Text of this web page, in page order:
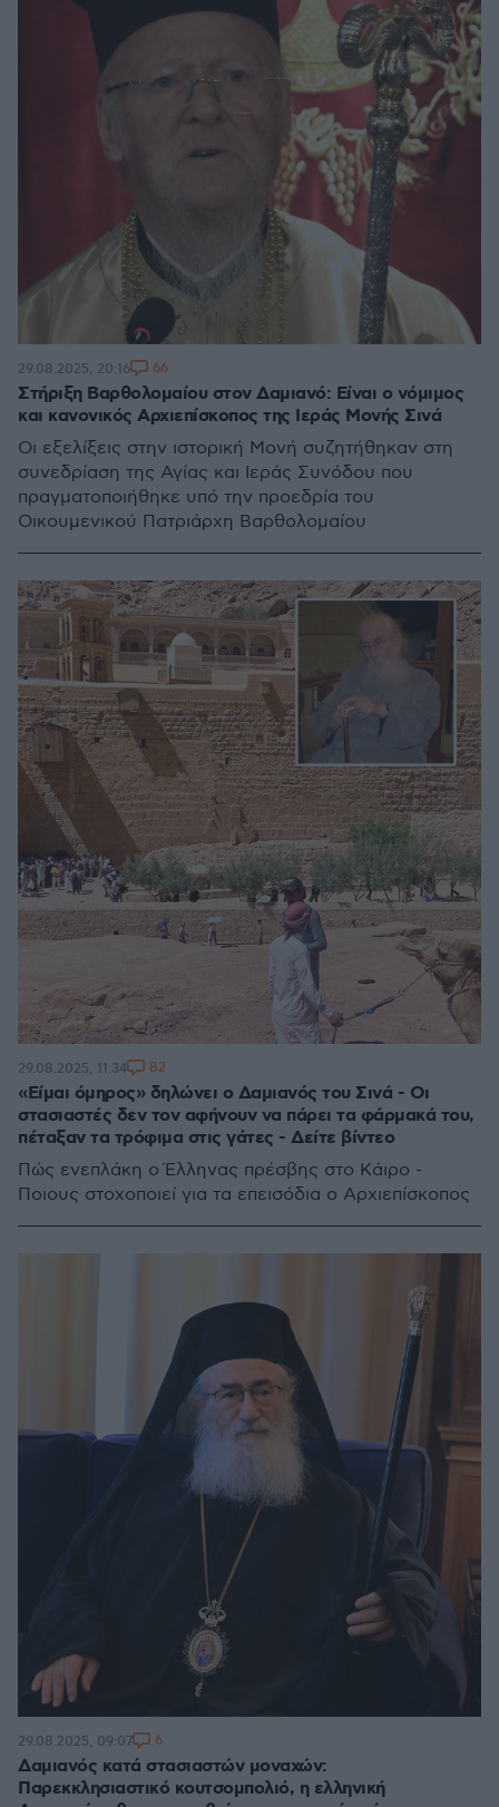
Στήριξη Βαρθολομαίου στον Δαμιανό: Είναι ο νόμιμος
και κανονικός Αρχιεπίσκοπος της Ιεράς Μονής Σινά
Οι εξελίξεις στην ιστορική Μονή συζητήθηκαν στη
συνεδρίαση της Αγίας και Ιεράς Συνόδου που
πραγματοποιήθηκε υπό την προεδρία του
Οικουμενικού Πατριάρχη Βαρθολομαίου
29.08.2025, 20:16 66
«Είμαι όμηρος» δηλώνει ο Δαμιανός του Σινά - Οι
στασιαστές δεν τον αφήνουν να πάρει τα φάρμακά του,
πέταξαν τα τρόφιμα στις γάτες - Δείτε βίντεο
Πώς ενεπλάκη ο Έλληνας πρέσβης στο Κάιρο -
Ποιους στοχοποιεί για τα επεισόδια ο Αρχιεπίσκοπος
29.08.2025, 11:34 82
Δαμιανός κατά στασιαστών μοναχών:
Παρεκκλησιαστικό κουτσομπολιό, η ελληνική
29.08.2025, 09:07 6